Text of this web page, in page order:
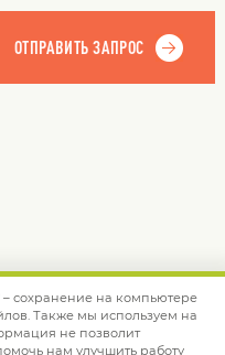
– сохранение на компьютере
Также мы используем на
не позволит
нам улучшить работу